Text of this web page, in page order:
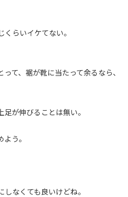
らいイケてない。
て、裾が靴に当たって余るなら、
が伸びることは無い。
う。
なくても良いけどね。